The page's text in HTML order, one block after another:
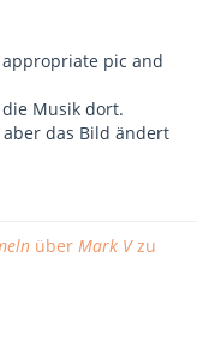
pic and
Musik dort.
das Bild ändert
über Mark Vzu